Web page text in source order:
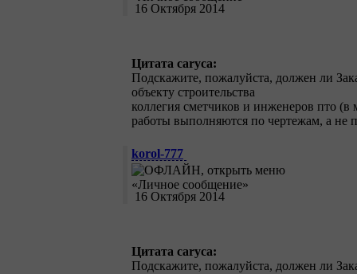
16 Октября 2014
Цитата caryca:
Подскажите, пожалуйста, должен ли
объекту строительства
коллегия сметчиков и инженеров пто
работы выполняются по чертежам, а не
korol-777
16 Октября 2014
Цитата caryca:
Подскажите, пожалуйста, должен ли